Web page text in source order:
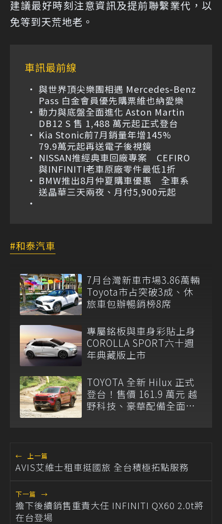
建議最好時刻注意資訊及提前聯繫業代，以
免等到天荒地老。
車訊最前線
與世界頂尖樂團相遇 Mercedes-Benz
Pass 白金會員優先購票維也納愛樂
動力與底盤全面進化 Aston Martin
DB12 S 售 1,488 萬元起正式登台
Kia Stonic前7月銷量年增145%
79.9萬元起再送電子後視鏡
NISSAN推經典車回廠專案 CEFIRO
與INFINITI老車原廠零件最低1折
BMW推出8月仲夏購車優惠 全車系
送晶華三天兩夜、月付5,900元起
和泰汽車
7月台灣新車市場3.86萬輛
Toyota市占突破3成、休
旅車包辦暢銷榜8席
專屬銘板與車身彩貼上身
COROLLA SPORT六十週
年典藏版上市
TOYOTA 全新 Hilux 正式
登台！售價 161.9 萬元 越
野科技、豪華配備全面升
← 上一篇
AVIS艾維士租車挺國旅 全台積極拓點服務
下一篇 →
擔下後續銷售重責大任 INFINITI QX60 2.0t將
在台登場